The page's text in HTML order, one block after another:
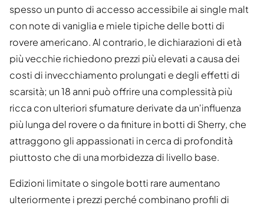
spesso un punto di accesso accessibile ai single malt
con note di vaniglia e miele tipiche delle botti di
rovere americano. Al contrario, le dichiarazioni di età
più vecchie richiedono prezzi più elevati a causa dei
costi di invecchiamento prolungati e degli effetti di
scarsità; un 18 anni può offrire una complessità più
ricca con ulteriori sfumature derivate da un'influenza
più lunga del rovere o da finiture in botti di Sherry, che
attraggono gli appassionati in cerca di profondità
piuttosto che di una morbidezza di livello base.
Edizioni limitate o singole botti rare aumentano
ulteriormente i prezzi perché combinano profili di